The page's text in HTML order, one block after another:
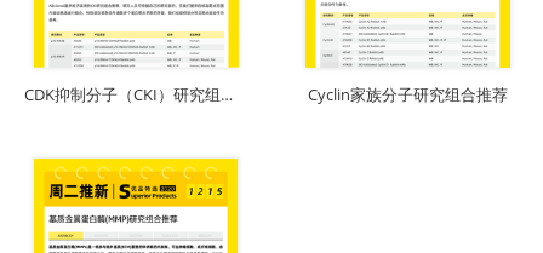
下载 CDK抑制分子（CKI）研究组合推荐 下载
Cyclin家族分子研究组合推荐